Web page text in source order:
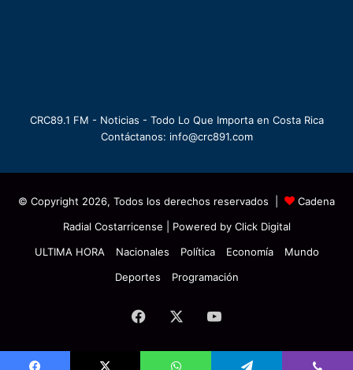
CRC89.1 FM - Noticias - Todo Lo Que Importa en Costa Rica
Contáctanos: info@crc891.com
© Copyright 2026, Todos los derechos reservados |
Cadena
Radial Costarricense | Powered by Click Digital
ULTIMA HORA
Nacionales Política Economía
Mundo
Deportes
Programación
Facebook YouTube